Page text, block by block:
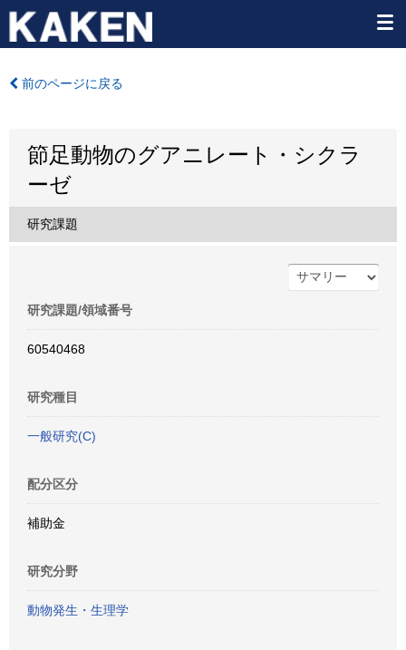
前のページに戻る
節足動物のグアニレート・シクラ
ーゼ
研究課題
研究課題/領域番号
60540468
研究種目
一般研究(C)
配分区分
補助金
研究分野
動物発生・生理学